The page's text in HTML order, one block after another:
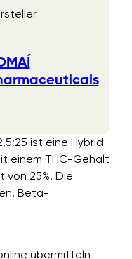
ist eine Hybrid
einem THC-Gehalt
von 25%. Die
Beta-
übermitteln